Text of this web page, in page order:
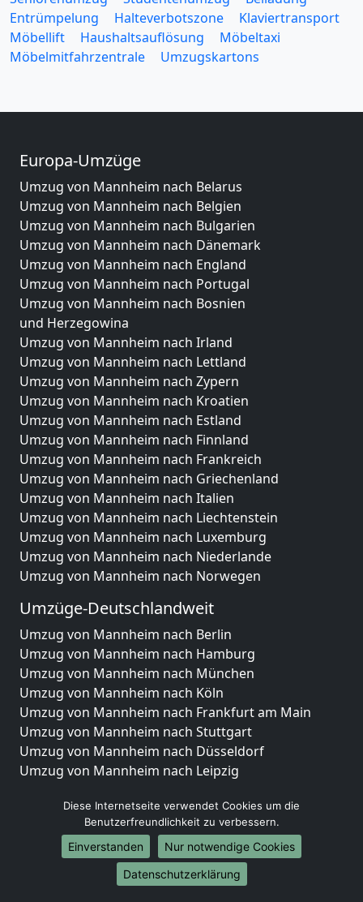
Entrümpelung
Halteverbotszone
Klaviertransport
Möbellift
Haushaltsauflösung
Möbeltaxi
Möbelmitfahrzentrale
Umzugskartons
Europa-Umzüge
Umzug von Mannheim nach Belarus
Umzug von Mannheim nach Belgien
Umzug von Mannheim nach Bulgarien
Umzug von Mannheim nach Dänemark
Umzug von Mannheim nach England
Umzug von Mannheim nach Portugal
Umzug von Mannheim nach Bosnien
und Herzegowina
Umzug von Mannheim nach Irland
Umzug von Mannheim nach Lettland
Umzug von Mannheim nach Zypern
Umzug von Mannheim nach Kroatien
Umzug von Mannheim nach Estland
Umzug von Mannheim nach Finnland
Umzug von Mannheim nach Frankreich
Umzug von Mannheim nach Griechenland
Umzug von Mannheim nach Italien
Umzug von Mannheim nach Liechtenstein
Umzug von Mannheim nach Luxemburg
Umzug von Mannheim nach Niederlande
Umzug von Mannheim nach Norwegen
Umzüge-Deutschlandweit
Umzug von Mannheim nach Berlin
Umzug von Mannheim nach Hamburg
Umzug von Mannheim nach München
Umzug von Mannheim nach Köln
Umzug von Mannheim nach Frankfurt am Main
Umzug von Mannheim nach Stuttgart
Umzug von Mannheim nach Düsseldorf
Umzug von Mannheim nach Leipzig
Umzug von Mannheim nach Essen
Umzug von Mannheim nach Bremen
Umzug von Mannheim nach Dresden
Umzug von Mannheim nach Hannover
Umzug von Mannheim nach Nürnberg
Diese Internetseite verwendet Cookies um die
Benutzerfreundlichkeit zu verbessern.
Einverstanden
Nur notwendige Cookies
Datenschutzerklärung